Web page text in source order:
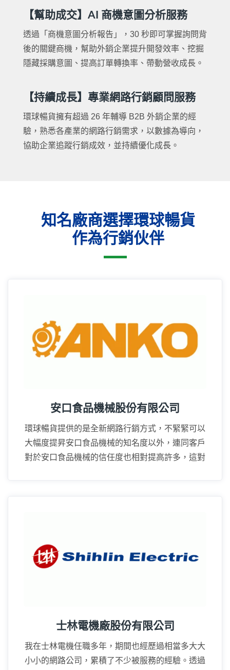
【幫助成交】AI 商機意圖分析服務
透過「商機意圖分析報告」，30 秒即可掌握詢問背
後的關鍵商機，幫助外銷企業提升開發效率、挖掘
隱藏採購意圖、提高訂單轉換率、帶動營收成長。
【持續成長】專業網路行銷顧問服務
環球暢貨擁有超過 26 年輔導 B2B 外銷企業的經
驗，熟悉各產業的網路行銷需求，以數據為導向，
協助企業追蹤行銷成效，並持續優化成長。
知名廠商選擇環球暢貨
作為行銷伙伴
安口食品機械股份有限公司
環球暢貨提供的是全新網路行銷方式，不緊緊可以
大幅度提昇安口食品機械的知名度以外，連同客戶
對於安口食品機械的信任度也相對提高許多，這對
士林電機廠股份有限公司
我在士林電機任職多年，期間也經歷過相當多大大
小小的網路公司，累積了不少被服務的經驗。透過